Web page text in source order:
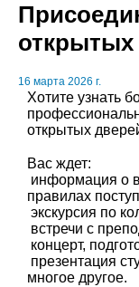
открытых
16 марта 2026 г.
Хотите узнать
открытых
Вас ждет:
информация о
правилах
экскурсия по
встречи с
концерт,
презентация
многое другое.